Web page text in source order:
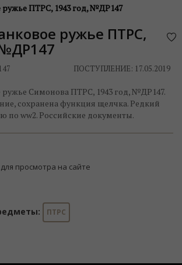
ружье ПТРС, 1943 год, №ДР147
ружье ПТРС,
ПОСТУПЛЕНИЕ: 17.05.2019
ружье Симонова ПТРС, 1943 год, №ДР147.
сохранена функция щелчка. Редкий
по ww2. Российские документы.
просмотра на сайте
ПТРС